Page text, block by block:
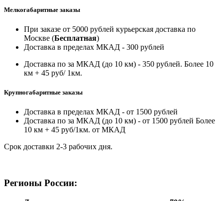
Мелкогабаритные заказы
При заказе от 5000 рублей курьерская доставка по
Москве (Бесплатная)
Доставка в пределах МКАД - 300 рублей
Доставка по за МКАД (до 10 км) - 350 рублей. Более 10
км + 45 руб/ 1км.
Крупногабаритные заказы
Доставка в пределах МКАД - от 1500 рублей
Доставка по за МКАД (до 10 км) - от 1500 рублей Более
10 км + 45 руб/1км. от МКАД
Срок доставки 2-3 рабочих дня.
Регионы России: